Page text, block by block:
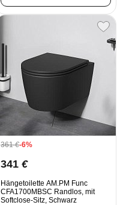
361€-6%
341 €
Hängetoilette AM.PM Func
CFA1700MBSC Randlos, mit
Softclose-Sitz, Schwarz